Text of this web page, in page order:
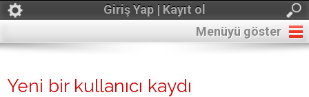
Giriş Yap | Kayıt ol
Menüyü göster
Yeni bir kullanıcı kaydı